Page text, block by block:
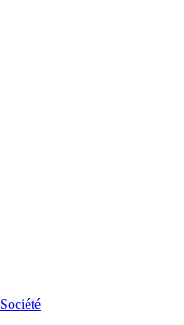
Société